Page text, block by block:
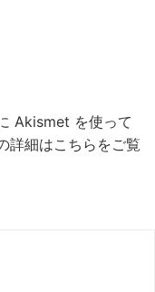
Akismet を使って
詳細はこちらをご覧